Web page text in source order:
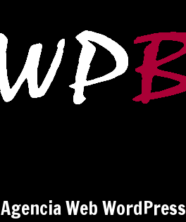
Agencia Web WordPress